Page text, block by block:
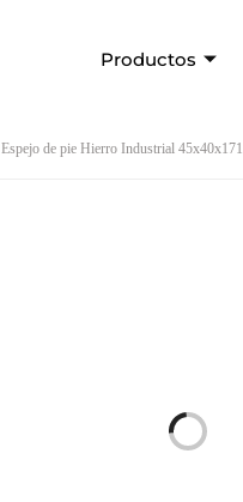
Productos
Espejo de pie Hierro Industrial 45x40x171